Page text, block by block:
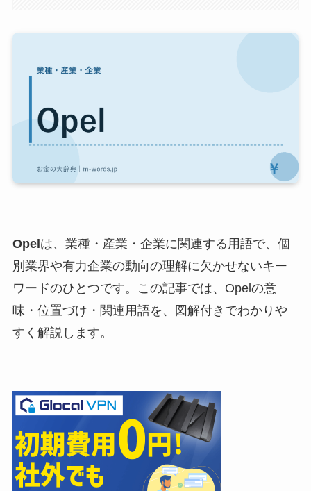
Opel は、業種・産業・企業に関連する用語で、個
別業界や有力企業の動向の理解に欠かせないキー
ワードのひとつです。この記事では、Opelの意
味・位置づけ・関連用語を、図解付きでわかりや
すく解説します。